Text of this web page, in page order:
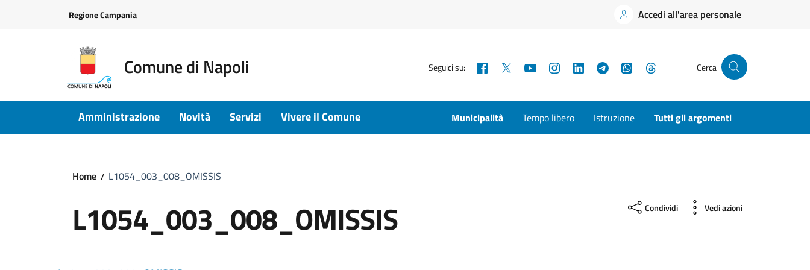
Regione Campania Accedi all'area personale
Comune di Napoli Seguici su: Facebook YouTubeInstagramLinkedInTelegramWhatsApp Cerca
Amministrazione Novità Servizi Vivere il Comune Municipalità Tempo libero Istruzione Tutti gli argomenti
Home L1054_003_008_OMISSIS
L1054_003_008_OMISSIS Condividi Vedi azioni